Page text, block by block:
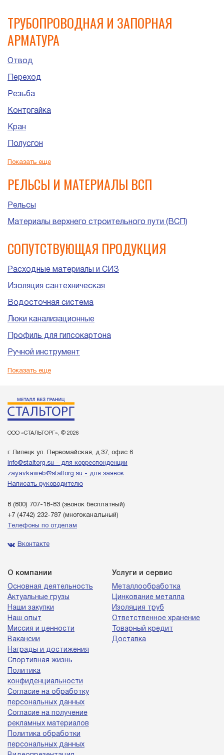
ТРУБОПРОВОДНАЯ И ЗАПОРНАЯ
АРМАТУРА
Отвод
Переход
Резьба
Контргайка
Кран
Полусгон
Сгон
Показать еще
РЕЛЬСЫ И МАТЕРИАЛЫ ВСП
Рельсы
Материалы верхнего строительного пути (ВСП)
СОПУТСТВУЮЩАЯ ПРОДУКЦИЯ
Расходные материалы и СИЗ
Изоляция сантехническая
Водосточная система
Люки канализационные
Профиль для гипсокартона
Ручной инструмент
Пластиковые трубы и фитинги для канализации
Показать еще
ООО «СТАЛЬТОРГ», © 2026
г. Липецк ул. Первомайская, д.37, офис 6
info@staltorg.su - для корреспонденции
zayavkaweb@staltorg.su - для заявок
Написать руководителю
8 (800) 707-18-83 (звонок бесплатный)
+7 (4742) 232-787 (многоканальный)
Телефоны по отделам
Вконтакте
О компании
Основная деятельность
Актуальные грузы
Наши закупки
Наш опыт
Миссия и ценности
Вакансии
Награды и достижения
Спортивная жизнь
Политика
конфиденциальности
Согласие на обработку
персональных данных
Согласие на получение
рекламных материалов
Политика обработки
персональных данных
Услуги и сервис
Металлообработка
Цинкование металла
Изоляция труб
Ответственное хранение
Товарный кредит
Доставка